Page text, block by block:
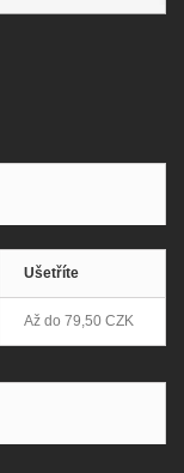
Ušetříte
Až do 79,50 CZK